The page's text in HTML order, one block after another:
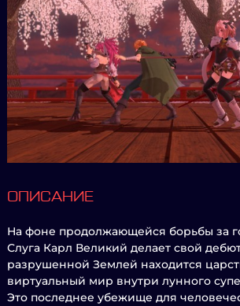
ОПИСАНИЕ
На фоне продолжающейся борьбы за
Слуга Карл Великий делает свой
разрушенной Землей находится
виртуальный мир внутри лунного
Это последнее убежище для